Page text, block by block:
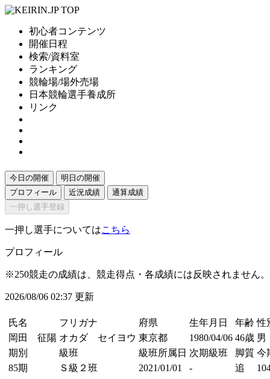
初心者コンテンツ
開催日程
検索/資料室
ランキング
競輪場/場外売場
日本競輪選手養成所
リンク
今日の開催
明日の開催
プロフィール
近況成績
通算成績
一押し選手登録
一押し選手についてはこちら
プロフィール
※250競走の成績は、競走得点・各成績には反映されません。
2026/08/06 02:37 更新
氏名 フリガナ 府県 生年月日 年齢 性
岡田 征陽 オカダ セイヨウ 東京都 1980/04/06 46歳 男
期別
級班 級班所属日 次期級班 脚質 今
85期
Ｓ級２班 2021/01/01 - 追